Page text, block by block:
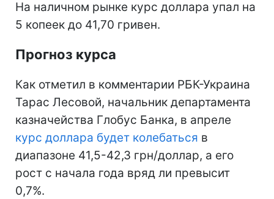
На наличном рынке курс доллара упал на
5 копеек до 41,70 гривен.
Прогноз курса
Как отметил в комментарии РБК-Украина
Тарас Лесовой, начальник департамента
казначейства Глобус Банка, в апреле
курс доллара будет колебаться в
диапазоне 41,5-42,3 грн/доллар, а его
рост с начала года вряд ли превысит
0,7%.